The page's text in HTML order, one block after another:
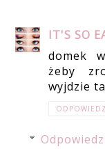
IT'S SO
domek
żeby
wyjdzie
ODPOWIEDZ